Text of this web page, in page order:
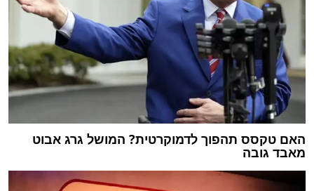
האם טקסס תהפוך לדמוקרטית? המושל גרג אבוט
מאבד גובה